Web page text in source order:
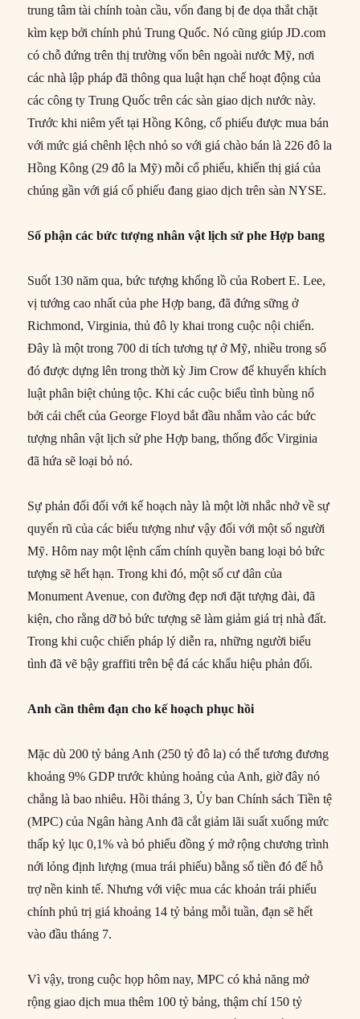
trung tâm tài chính toàn cầu, vốn đang bị đe dọa thắt chặt
kìm kẹp bởi chính phủ Trung Quốc. Nó cũng giúp JD.com
có chỗ đứng trên thị trường vốn bên ngoài nước Mỹ, nơi
các nhà lập pháp đã thông qua luật hạn chế hoạt động của
các công ty Trung Quốc trên các sàn giao dịch nước này.
Trước khi niêm yết tại Hồng Kông, cổ phiếu được mua bán
với mức giá chênh lệch nhỏ so với giá chào bán là 226 đô la
Hồng Kông (29 đô la Mỹ) mỗi cổ phiếu, khiến thị giá của
chúng gần với giá cổ phiếu đang giao dịch trên sàn NYSE.
Số phận các bức tượng nhân vật lịch sử phe Hợp bang
Suốt 130 năm qua, bức tượng khổng lồ của Robert E. Lee,
vị tướng cao nhất của phe Hợp bang, đã đứng sững ở
Richmond, Virginia, thủ đô ly khai trong cuộc nội chiến.
Đây là một trong 700 di tích tương tự ở Mỹ, nhiều trong số
đó được dựng lên trong thời kỳ Jim Crow để khuyến khích
luật phân biệt chủng tộc. Khi các cuộc biểu tình bùng nổ
bởi cái chết của George Floyd bắt đầu nhắm vào các bức
tượng nhân vật lịch sử phe Hợp bang, thống đốc Virginia
đã hứa sẽ loại bỏ nó.
Sự phản đối đối với kế hoạch này là một lời nhắc nhở về sự
quyến rũ của các biểu tượng như vậy đối với một số người
Mỹ. Hôm nay một lệnh cấm chính quyền bang loại bỏ bức
tượng sẽ hết hạn. Trong khi đó, một số cư dân của
Monument Avenue, con đường đẹp nơi đặt tượng đài, đã
kiện, cho rằng dỡ bỏ bức tượng sẽ làm giảm giá trị nhà đất.
Trong khi cuộc chiến pháp lý diễn ra, những người biểu
tình đã vẽ bậy graffiti trên bệ đá các khẩu hiệu phản đối.
Anh cần thêm đạn cho kế hoạch phục hồi
Mặc dù 200 tỷ bảng Anh (250 tỷ đô la) có thể tương đương
khoảng 9% GDP trước khủng hoảng của Anh, giờ đây nó
chẳng là bao nhiêu. Hồi tháng 3, Ủy ban Chính sách Tiền tệ
(MPC) của Ngân hàng Anh đã cắt giảm lãi suất xuống mức
thấp kỷ lục 0,1% và bỏ phiếu đồng ý mở rộng chương trình
nới lỏng định lượng (mua trái phiếu) bằng số tiền đó để hỗ
trợ nền kinh tế. Nhưng với việc mua các khoản trái phiếu
chính phủ trị giá khoảng 14 tỷ bảng mỗi tuần, đạn sẽ hết
vào đầu tháng 7.
Vì vậy, trong cuộc họp hôm nay, MPC có khả năng mở
rộng giao dịch mua thêm 100 tỷ bảng, thậm chí 150 tỷ